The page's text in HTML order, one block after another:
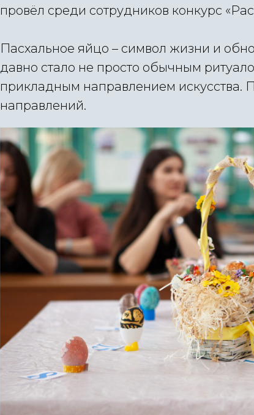
провёл среди сотрудников конкурс
Пасхальное яйцо – символ жизни и
давно стало не просто обычным
прикладным направлением искусства.
направлений.